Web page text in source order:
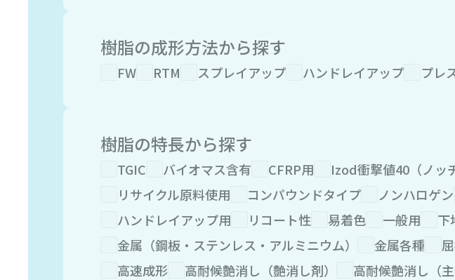
樹脂の成形方法から探す
FW RTM スプレイアップ ハンドレイアップ プレ
樹脂の特長から探す
TGIC バイオマス含有 CFRP用 Izod衝撃値40（ノッ
リサイクル原料使用
コンパウンドタイプ ノンハロゲン
ハンドレイアップ用
リコート性 易着色 一般用 下
金属（鋼板・ステンレス・アルミニウム）
金属各種
高速成形
高耐候艶消し（艶消し剤） 高耐候艶消し（主